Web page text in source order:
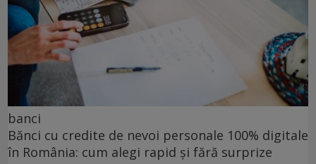
banci
Bănci cu credite de nevoi personale 100% digitale
în România: cum alegi rapid și fără surprize